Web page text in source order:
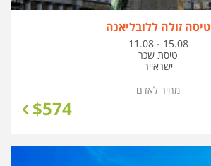
טיסה זולה ללובליאנה
בין
התאריכים,
11.08 - 15.08
טיסת שכר
ישראייר
$574
מחיר לאדם